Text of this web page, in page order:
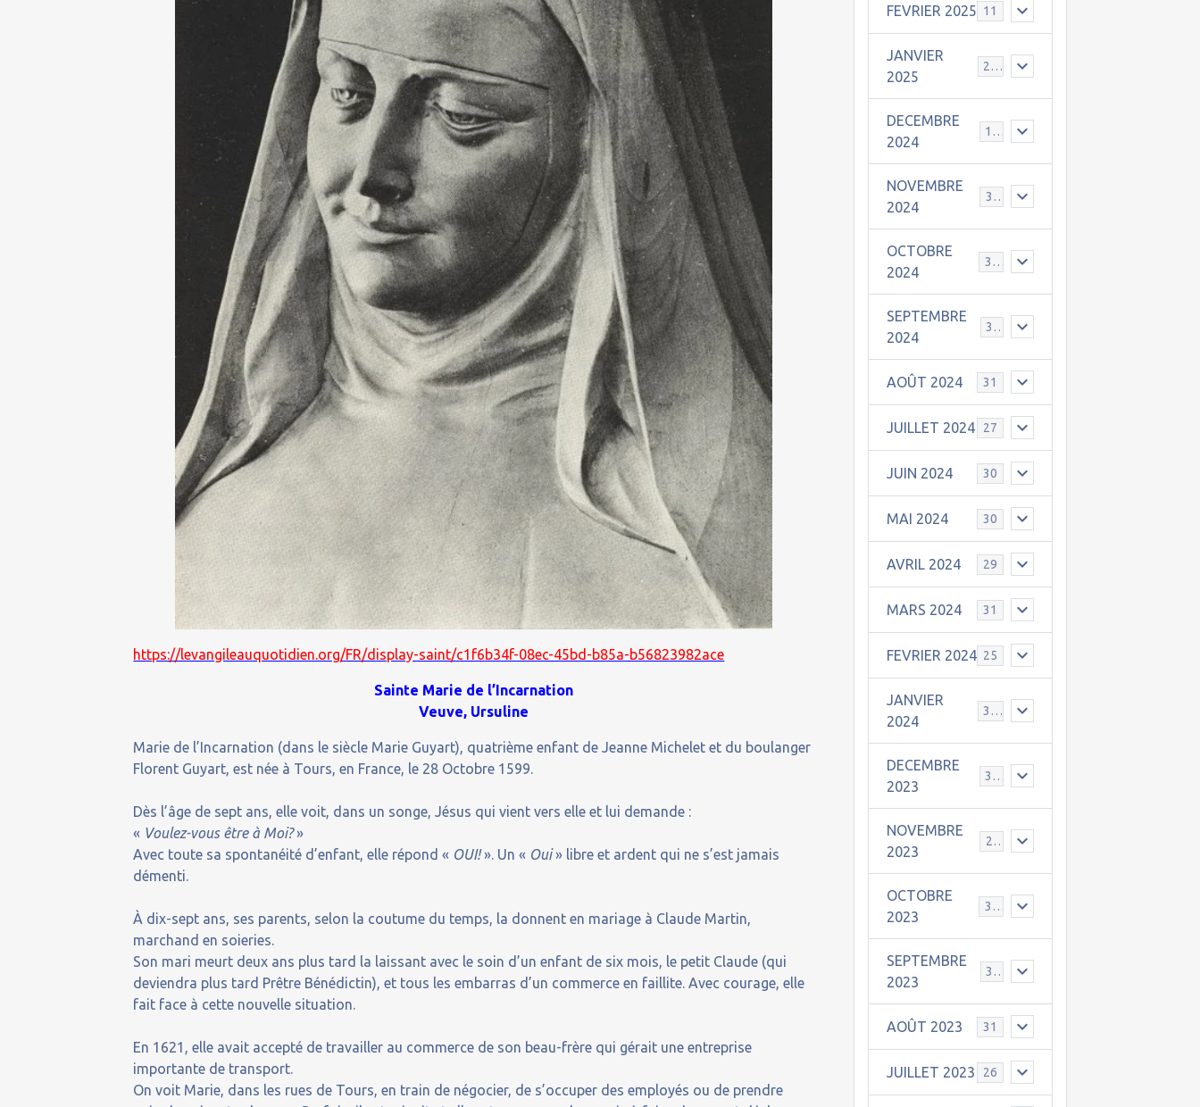
https://levangileauquotidien.org/FR/display-saint/c1f6b34f-08ec-45bd-b85a-b56823982ace
Sainte Marie de l’Incarnation
Veuve, Ursuline
Marie de l’Incarnation (dans le siècle Marie Guyart), quatrième enfant de Jeanne Michelet et du boulanger
Florent Guyart, est née à Tours, en France, le 28 Octobre 1599.
Dès l’âge de sept ans, elle voit, dans un songe, Jésus qui vient vers elle et lui demande :
« Voulez-vous être à Moi?»
Avec toute sa spontanéité d’enfant, elle répond « OUI!». Un « Oui» libre et ardent qui ne s’est jamais
démenti.
À dix-sept ans, ses parents, selon la coutume du temps, la donnent en mariage à Claude Martin,
marchand en soieries.
Son mari meurt deux ans plus tard la laissant avec le soin d’un enfant de six mois, le petit Claude (qui
deviendra plus tard Prêtre Bénédictin), et tous les embarras d’un commerce en faillite. Avec courage, elle
fait face à cette nouvelle situation.
En 1621, elle avait accepté de travailler au commerce de son beau-frère qui gérait une entreprise
importante de transport.
On voit Marie, dans les rues de Tours, en train de négocier, de s’occuper des employés ou de prendre
FEVRIER 2025 11
JANVIER
2025
25
DECEMBRE
2024
19
NOVEMBRE
2024
30
OCTOBRE
2024
31
SEPTEMBRE
2024
30
AOÛT 2024 31
JUILLET 2024 27
JUIN 2024 30
MAI 2024 30
AVRIL 2024 29
MARS 2024 31
FEVRIER 2024 25
JANVIER
2024
30
DECEMBRE
2023
31
NOVEMBRE
2023
24
OCTOBRE
2023
31
SEPTEMBRE
2023
30
AOÛT 2023 31
JUILLET 2023 26